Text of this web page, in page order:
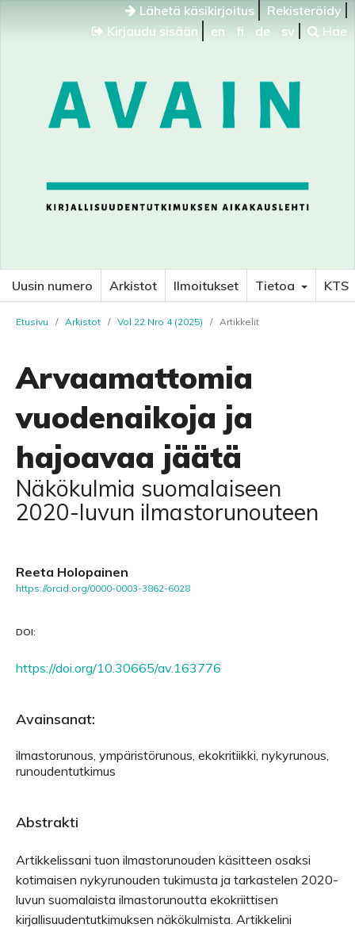
Lähetä käsikirjoitus
Rekisteröidy
Kirjaudu sisään
en fi de sv Hae
Uusin numero Arkistot Ilmoitukset Tietoa KTS
Etusivu / Arkistot / Vol 22 Nro 4 (2025) / Artikkelit
Arvaamattomia
vuodenaikoja ja
hajoavaa jäätä
Näkökulmia suomalaiseen
2020-luvun ilmastorunouteen
Reeta Holopainen
https://orcid.org/0000-0003-3862-6028
DOI:
https://doi.org/10.30665/av.163776
Avainsanat:
ilmastorunous, ympäristörunous, ekokritiikki, nykyrunous,
runoudentutkimus
Abstrakti
Artikkelissani tuon ilmastorunouden käsitteen osaksi
kotimaisen nykyrunouden tukimusta ja tarkastelen 2020-
luvun suomalaista ilmastorunoutta ekokriittisen
kirjallisuudentutkimuksen näkökulmista. Artikkelini